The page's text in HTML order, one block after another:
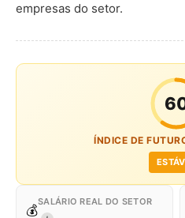
empresas do setor.
ÍNDICE DE
💰
SALÁRIO REAL DO SETOR